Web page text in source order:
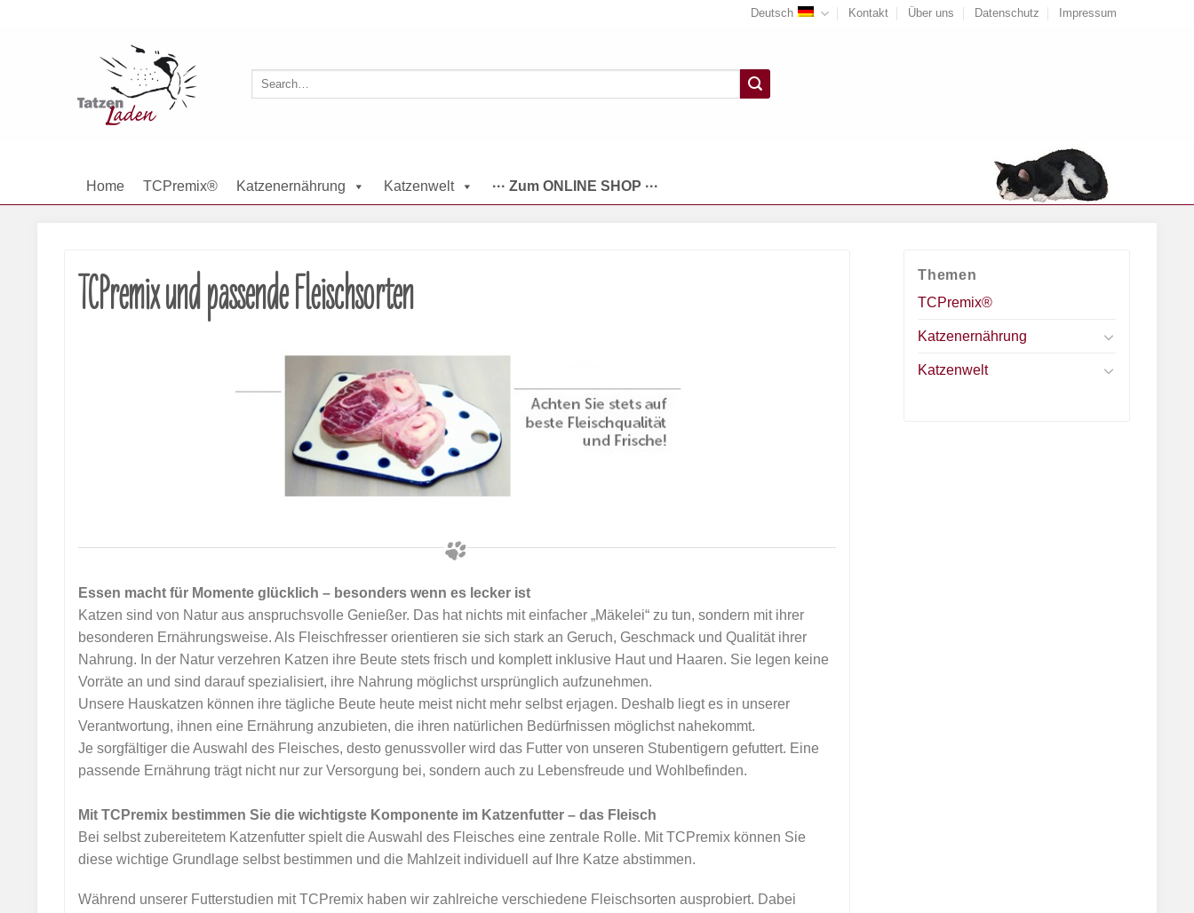
Deutsch Kontakt Über uns Datenschutz Impressum
Home TCPremix® Katzenernährung Katzenwelt ··· Zum ONLINE SHOP ···
TCPremix und passende Fleischsorten
Essen macht für Momente glücklich – besonders wenn es lecker ist
Katzen sind von Natur aus anspruchsvolle Genießer. Das hat nichts mit einfacher „Mäkelei“ zu tun, sondern mit ihrer
besonderen Ernährungsweise. Als Fleischfresser orientieren sie sich stark an Geruch, Geschmack und Qualität ihrer
Nahrung. In der Natur verzehren Katzen ihre Beute stets frisch und komplett inklusive Haut und Haaren. Sie legen keine
Vorräte an und sind darauf spezialisiert, ihre Nahrung möglichst ursprünglich aufzunehmen.
Unsere Hauskatzen können ihre tägliche Beute heute meist nicht mehr selbst erjagen. Deshalb liegt es in unserer
Verantwortung, ihnen eine Ernährung anzubieten, die ihren natürlichen Bedürfnissen möglichst nahekommt.
Je sorgfältiger die Auswahl des Fleisches, desto genussvoller wird das Futter von unseren Stubentigern gefuttert. Eine
passende Ernährung trägt nicht nur zur Versorgung bei, sondern auch zu Lebensfreude und Wohlbefinden.
Mit TCPremix bestimmen Sie die wichtigste Komponente im Katzenfutter – das Fleisch
Bei selbst zubereitetem Katzenfutter spielt die Auswahl des Fleisches eine zentrale Rolle. Mit TCPremix können Sie
diese wichtige Grundlage selbst bestimmen und die Mahlzeit individuell auf Ihre Katze abstimmen.
Während unserer Futterstudien mit TCPremix haben wir zahlreiche verschiedene Fleischsorten ausprobiert. Dabei
Themen
TCPremix®
Katzenernährung
Katzenwelt